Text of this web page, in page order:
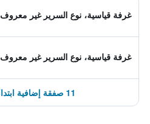
غرفة قياسية، نوع السرير غير معروف
غرفة قياسية، نوع السرير غير معروف
11 صفقة إضافية ابتداءً من 291 ﷼